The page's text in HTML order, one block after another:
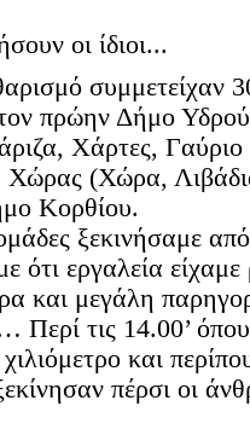
οι ίδιοι...
συμμετείχαν
πρώην Δήμο
Χάρτες,
Χώρας (Χώρα,
Κορθίου.
ξεκινήσαμε από
ότι εργαλεία
και μεγάλη
Περί τις 14.00’
και
πέρσι οι